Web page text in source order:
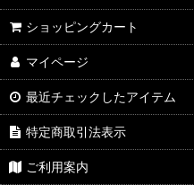
ショッピングカート
マイページ
最近チェックしたアイテム
特定商取引法表示
ご利用案内